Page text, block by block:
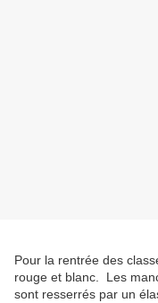
Pour la rentrée des
rouge et blanc. Les
sont resserrés par un